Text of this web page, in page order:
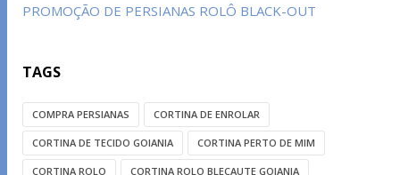
PROMOÇÃO DE PERSIANAS ROLÔ BLACK-OUT
TAGS
COMPRA PERSIANAS CORTINA DE ENROLAR
CORTINA DE TECIDO GOIANIA CORTINA PERTO DE MIM
CORTINA ROLO CORTINA ROLO BLECAUTE GOIANIA